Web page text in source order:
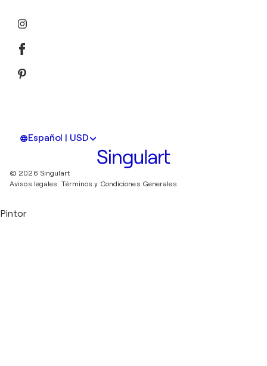
Español | USD
© 2026 Singulart
Avisos legales. Términos y Condiciones Generales
Pintor